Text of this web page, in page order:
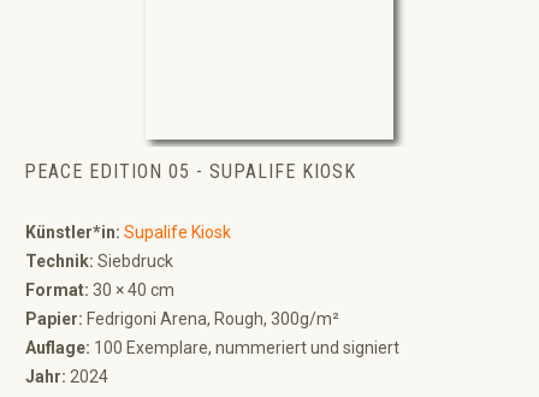
PEACE EDITION 05 - SUPALIFE KIOSK
Künstler*in: Supalife Kiosk
Technik: Siebdruck
Format: 30 × 40 cm
Papier: Fedrigoni Arena, Rough, 300g/m²
Auflage: 100 Exemplare, nummeriert und signiert
Jahr: 2024